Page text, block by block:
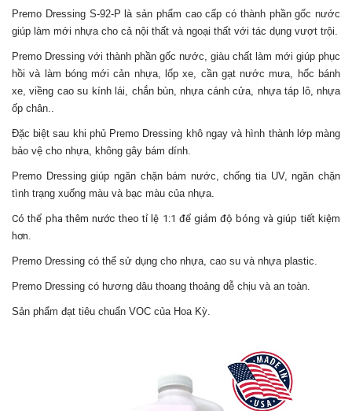
Premo Dressing S-92-P là sản phẩm cao cấp có thành phần gốc nước
giúp làm mới nhựa cho cả nội thất và ngoại thất với tác dụng vượt trội.
Premo Dressing với thành phần gốc nước, giàu chất làm mới giúp phục
hồi và làm bóng mới cản nhựa, lốp xe, cần gạt nước mưa, hốc bánh
xe, viềng cao su kính lái, chắn bùn, nhựa cánh cửa, nhựa táp lô, nhựa
ốp chân..
Đặc biệt sau khi phủ Premo Dressing khô ngay và hình thành lớp màng
bảo vệ cho nhựa, không gây bám dính.
Premo Dressing giúp ngăn chặn bám nước, chống tia UV, ngăn chặn
tình trạng xuống màu và bạc màu của nhựa.
Có thể pha thêm nước theo tỉ lệ 1:1 để giảm độ bóng và giúp tiết kiệm
hơn.
Premo Dressing có thể sử dụng cho nhựa, cao su và nhựa plastic.
Premo Dressing có hương dâu thoang thoảng dễ chịu và an toàn.
Sản phẩm đạt tiêu chuẩn VOC của Hoa Kỳ.